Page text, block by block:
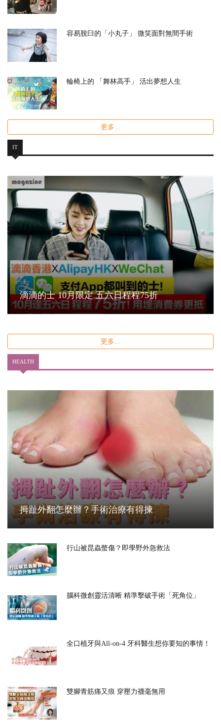
容易脫臼的「小丸子」 微笑面對無間手術
輪椅上的 「舞林高手」 活出夢想人生
更多...
IT
滴滴的士 10月限定 五六日程程75折
更多...
HEALTH
拇趾外翻怎麼辦？手術治療有得揀
行山被昆蟲螫傷？即學野外急救法
腦科微創靈活清晰 精準擊破手術「死角位」
全口植牙與All-on-4 牙科醫生想你要知的事情！
雙腳青筋痛又痕 穿壓力襪毫無用